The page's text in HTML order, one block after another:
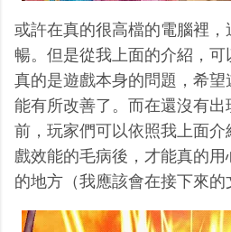
或許在真的很高檔的電腦裡
暢。但是從我上面的介紹，可
真的是遊戲本身的問題，希
能有所改善了。而在還沒有
前，玩家們可以依照我上面
戲效能的毛病後，才能真的
的地方（我應該會在接下來的